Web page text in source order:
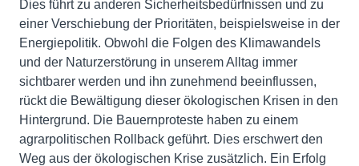
Dies führt zu anderen Sicherheitsbedürfnissen und zu
einer Verschiebung der Prioritäten, beispielsweise in der
Energiepolitik. Obwohl die Folgen des Klimawandels
und der Naturzerstörung in unserem Alltag immer
sichtbarer werden und ihn zunehmend beeinflussen,
rückt die Bewältigung dieser ökologischen Krisen in den
Hintergrund. Die Bauernproteste haben zu einem
agrarpolitischen Rollback geführt. Dies erschwert den
Weg aus der ökologischen Krise zusätzlich. Ein Erfolg